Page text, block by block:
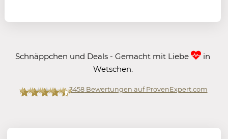
Schnäppchen und Deals - Gemacht mit Liebe
in
Wetschen.
3458Bewertungen auf ProvenExpert.com